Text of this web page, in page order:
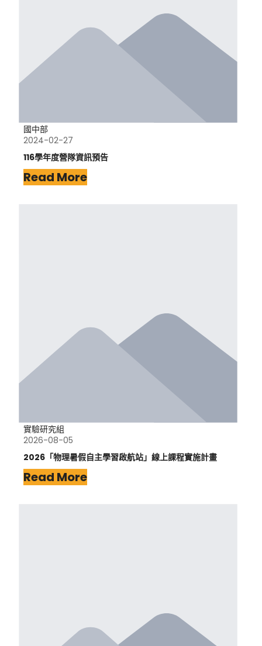
國中部
2024-02-27
116學年度營隊資訊預告
Read More
實驗研究組
2026-08-05
2026「物理暑假自主學習啟航站」線上課程實施計畫
Read More